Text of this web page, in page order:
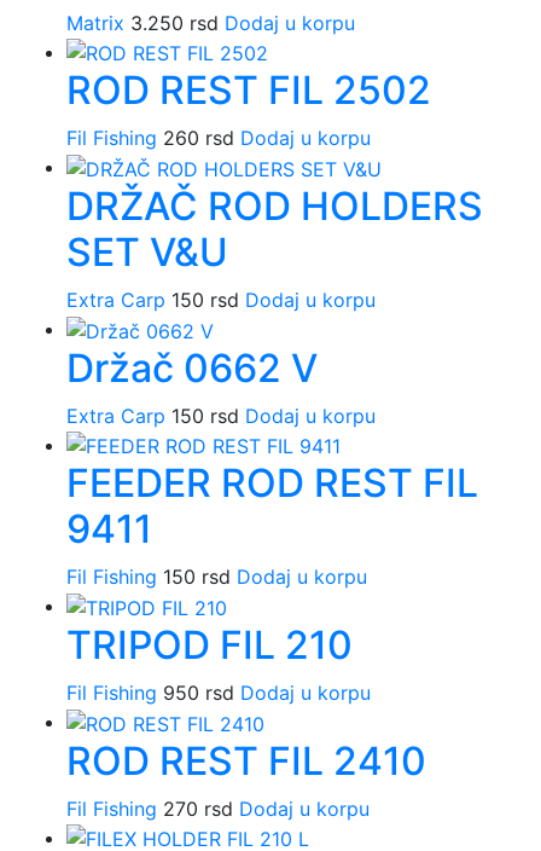
Matrix 3.250 rsd Dodaj u korpu
ROD REST FIL 2502
Fil Fishing 260 rsd Dodaj u korpu
DRŽAČ ROD HOLDERS
SET V&U
Extra Carp 150 rsd Dodaj u korpu
Držač 0662 V
Extra Carp 150 rsd Dodaj u korpu
FEEDER ROD REST FIL
9411
Fil Fishing 150 rsd Dodaj u korpu
TRIPOD FIL 210
Fil Fishing 950 rsd Dodaj u korpu
ROD REST FIL 2410
Fil Fishing 270 rsd Dodaj u korpu